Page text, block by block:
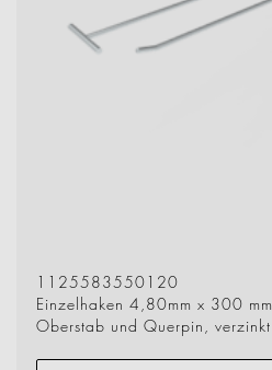
1125583550120
Einzelhaken 4,80mm x 300
Oberstab und Querpin, verzinkt